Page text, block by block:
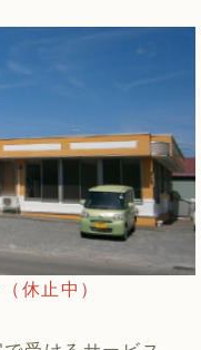
休止中）